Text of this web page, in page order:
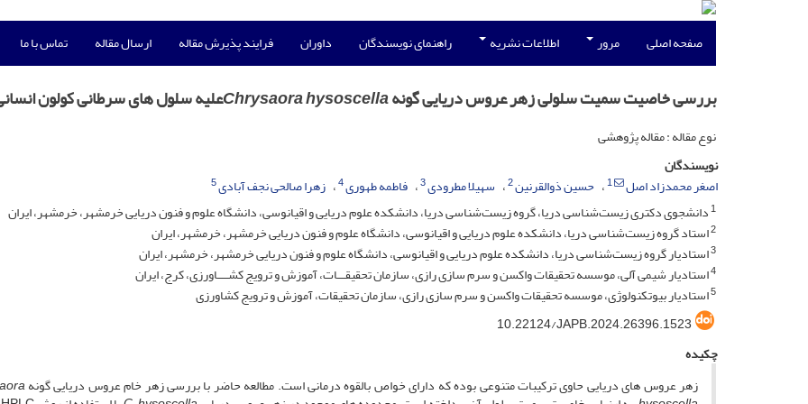
صفحه اصلی مرور اطلاعات نشریه راهنمای نویسندگان داوران فرایند پذیرش مقاله ارسال مقاله تماس با ما
بررسی خاصیت سمیت سلولی زهر عروس دریایی گونهChrysaora hysoscellaعلیه سلول های سرطانی کولون
نوع مقاله : مقاله پژوهشی
نویسندگان
اصغر محمدزاد اصل
1 حسین ذوالقرنین2 سهیلا مطرودی3 فاطمه طهوری4 زهرا صالحی نجف آبادی5
1دانشجوی دکتری زیست‌شناسی دریا، گروه زیست‌شناسی دریا، دانشکده علوم دریایی و اقیانوسی، دانشگاه علوم و فنون دریایی خرمشهر، خرمشهر، ایران
2استاد گروه زیست‌شناسی دریا، دانشکده علوم دریایی و اقیانوسی، دانشگاه علوم و فنون دریایی خرمشهر، خرمشهر، ایران
3استادیار گروه زیست‌شناسی دریا، دانشکده علوم دریایی و اقیانوسی، دانشگاه علوم و فنون دریایی خرمشهر، خرمشهر، ایران
4استادیار شیمی آلی، موسسه تحقیقات واکسن و سرم سازی رازی، سازمان تحقیقـــات، آموزش و ترویج کشــــاورزى، کرج، ایران
5استادیار بیوتکنولوژی، موسسه تحقیقات واکسن و سرم سازی رازی، سازمان تحقیقات، آموزش و ترویج کشاورزى
10.22124/JAPB.2024.26396.1523
چکیده
زهر عروس­ های دریایی حاوی ترکیبات متنوعی بوده که دارای خواص بالقوه درمانی است. مطالعه حاضر با بررسی زهر خام عروس دریایی گونه